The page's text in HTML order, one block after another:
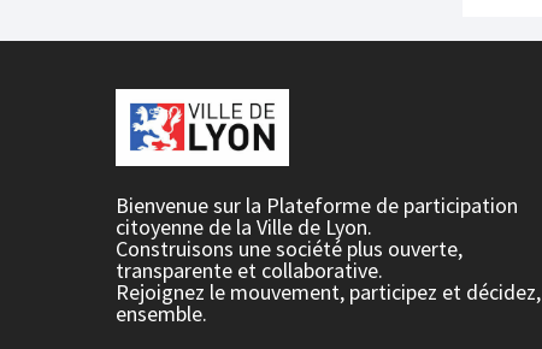
Bienvenue sur la Plateforme de participation
citoyenne de la Ville de Lyon.
Construisons une société plus ouverte,
transparente et collaborative.
Rejoignez le mouvement, participez et décidez,
ensemble.